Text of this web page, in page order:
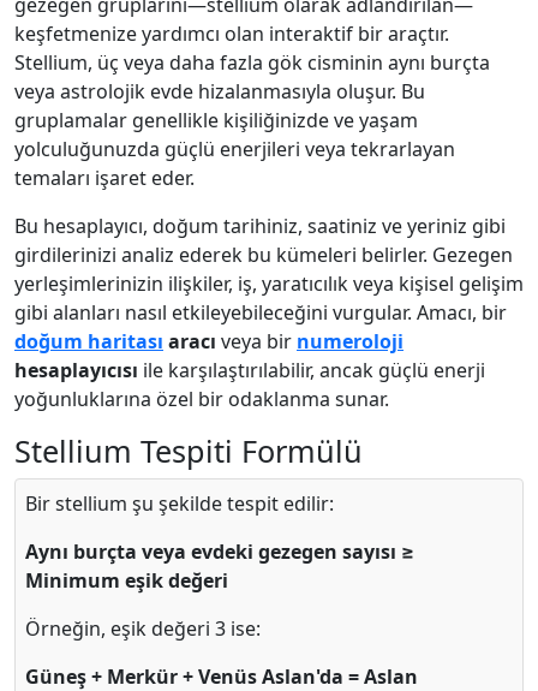
keşfetmenize yardımcı olan interaktif bir araçtır.
Stellium, üç veya daha fazla gök cisminin aynı burçta
veya astrolojik evde hizalanmasıyla oluşur. Bu
gruplamalar genellikle kişiliğinizde ve yaşam
yolculuğunuzda güçlü enerjileri veya tekrarlayan
temaları işaret eder.
Bu hesaplayıcı, doğum tarihiniz, saatiniz ve yeriniz gibi
girdilerinizi analiz ederek bu kümeleri belirler. Gezegen
yerleşimlerinizin ilişkiler, iş, yaratıcılık veya kişisel gelişim
gibi alanları nasıl etkileyebileceğini vurgular. Amacı, bir
doğum haritası aracı veya bir numeroloji
hesaplayıcısı ile karşılaştırılabilir, ancak güçlü enerji
yoğunluklarına özel bir odaklanma sunar.
Stellium Tespiti Formülü
Bir stellium şu şekilde tespit edilir:
Aynı burçta veya evdeki gezegen sayısı ≥
Minimum eşik değeri
Örneğin, eşik değeri 3 ise:
Güneş + Merkür + Venüs Aslan'da = Aslan